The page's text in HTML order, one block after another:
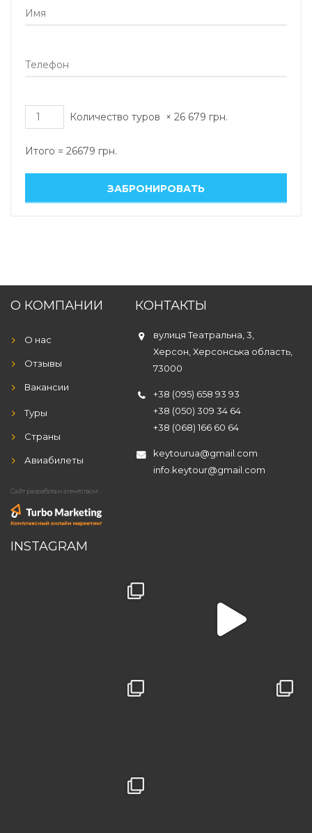
Количество туров × 26 679 грн.
Итого = 26679 грн.
КОНТАКТЫ
вулиця Театральна, 3,
Херсон, Херсонська область,
73000
+38 (095) 658 93 93
+38 (050) 309 34 64
+38 (068) 166 60 64
keytourua@gmail.com
info.keytour@gmail.com
О КОМПАНИИ
О нас
Отзывы
Вакансии
Туры
Страны
Авиабилеты
Сайт разработан агентством
INSTAGRAM